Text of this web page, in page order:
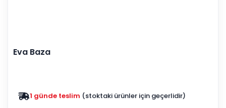
Eva Baza
Zam yok 2025 fiyatları devam ediyor